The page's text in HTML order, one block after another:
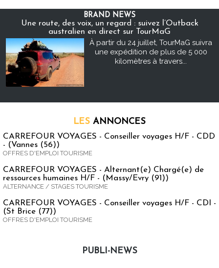
BRAND NEWS
Une route, des voix, un regard : suivez l’Outback
australien en direct sur TourMaG
À partir du 24 juillet, TourMaG suivra
une expédition de plus de 5 000
kilomètres à travers...
LES ANNONCES
CARREFOUR VOYAGES - Conseiller voyages H/F - CDD
- (Vannes (56))
OFFRES D'EMPLOI TOURISME
CARREFOUR VOYAGES - Alternant(e) Chargé(e) de
ressources humaines H/F - (Massy/Evry (91))
ALTERNANCE / STAGES TOURISME
CARREFOUR VOYAGES - Conseiller voyages H/F - CDI -
(St Brice (77))
OFFRES D'EMPLOI TOURISME
PUBLI-NEWS